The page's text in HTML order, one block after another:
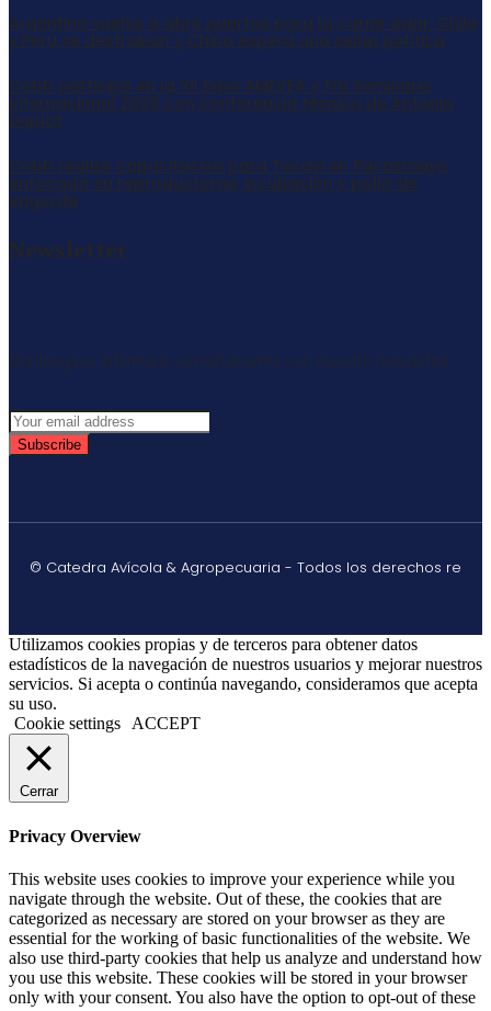
Argentina vuelve a abrir puertas para la carne aviar: Chile
y Perú se destraban y China espera una señal política
Cobb participó en la XII Expo AMEVEA y XIV Seminario
Internacional 2026 con conferencia técnica de Antonio
Duplat
Cobb realizó capacitación para Tecavi en Pacasmayo
enfocada en reproductoras, incubación y pollo de
engorde
Newsletter
Mantengase informado semanalmente con nuestro newsletter
Subscribe
© Catedra Avícola & Agropecuaria - Todos los derechos re
Utilizamos cookies propias y de terceros para obtener datos
estadísticos de la navegación de nuestros usuarios y mejorar nuestros
servicios. Si acepta o continúa navegando, consideramos que acepta
su uso.
Cookie settings
ACCEPT
Cerrar
Privacy Overview
This website uses cookies to improve your experience while you
navigate through the website. Out of these, the cookies that are
categorized as necessary are stored on your browser as they are
essential for the working of basic functionalities of the website. We
also use third-party cookies that help us analyze and understand how
you use this website. These cookies will be stored in your browser
only with your consent. You also have the option to opt-out of these